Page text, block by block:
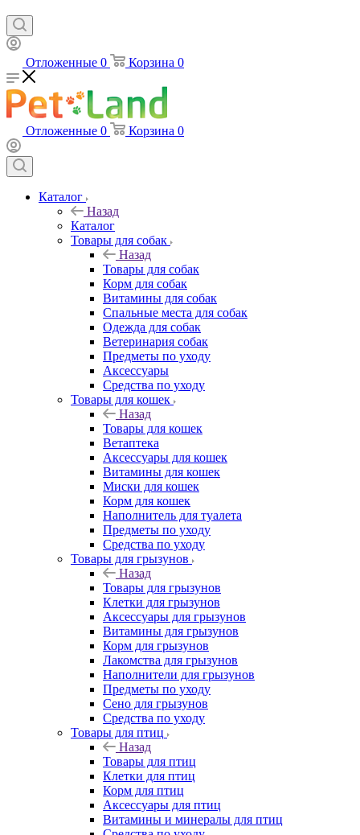
Отложенные 0 Корзина 0
Отложенные 0 Корзина 0
Каталог
Назад
Каталог
Товары для собак
Назад
Товары для собак
Корм для собак
Витамины для собак
Спальные места для собак
Одежда для собак
Ветеринария собак
Предметы по уходу
Аксессуары
Средства по уходу
Товары для кошек
Назад
Товары для кошек
Ветаптека
Аксессуары для кошек
Витамины для кошек
Миски для кошек
Корм для кошек
Наполнитель для туалета
Предметы по уходу
Средства по уходу
Товары для грызунов
Назад
Товары для грызунов
Клетки для грызунов
Аксессуары для грызунов
Витамины для грызунов
Корм для грызунов
Лакомства для грызунов
Наполнители для грызунов
Предметы по уходу
Сено для грызунов
Средства по уходу
Товары для птиц
Назад
Товары для птиц
Клетки для птиц
Корм для птиц
Аксессуары для птиц
Витамины и минералы для птиц